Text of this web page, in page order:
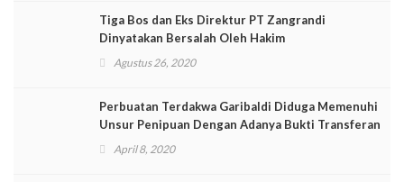
Tiga Bos dan Eks Direktur PT Zangrandi
Dinyatakan Bersalah Oleh Hakim
Agustus 26, 2020
Perbuatan Terdakwa Garibaldi Diduga Memenuhi
Unsur Penipuan Dengan Adanya Bukti Transferan
April 8, 2020